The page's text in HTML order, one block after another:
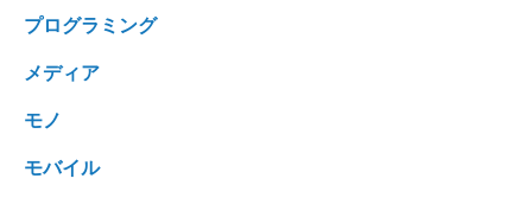
プログラミング
メディア
モノ
モバイル